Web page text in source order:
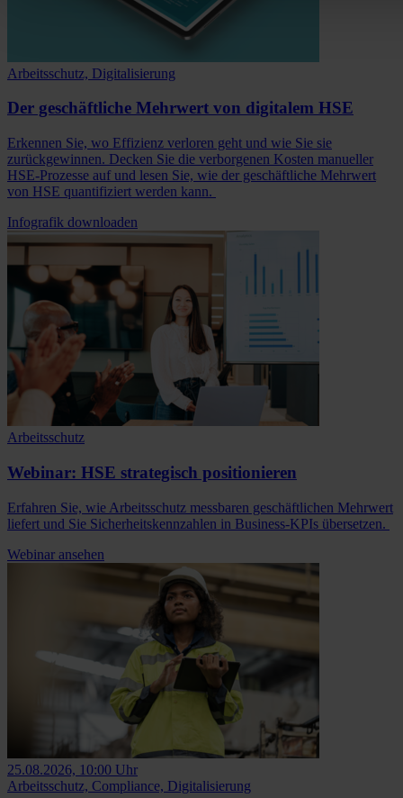
Arbeitsschutz, Digitalisierung
Der geschäftliche Mehrwert von digitalem HSE
Erkennen Sie, wo Effizienz verloren geht und wie Sie sie
zurückgewinnen. Decken Sie die verborgenen Kosten manueller
HSE-Prozesse auf und lesen Sie, wie der geschäftliche Mehrwert
von HSE quantifiziert werden kann.
Infografik downloaden
Arbeitsschutz
Webinar: HSE strategisch positionieren
Erfahren Sie, wie Arbeitsschutz messbaren geschäftlichen Mehrwert
liefert und Sie Sicherheitskennzahlen in Business-KPIs übersetzen.
Webinar ansehen
25.08.2026, 10:00 Uhr
Arbeitsschutz, Compliance, Digitalisierung